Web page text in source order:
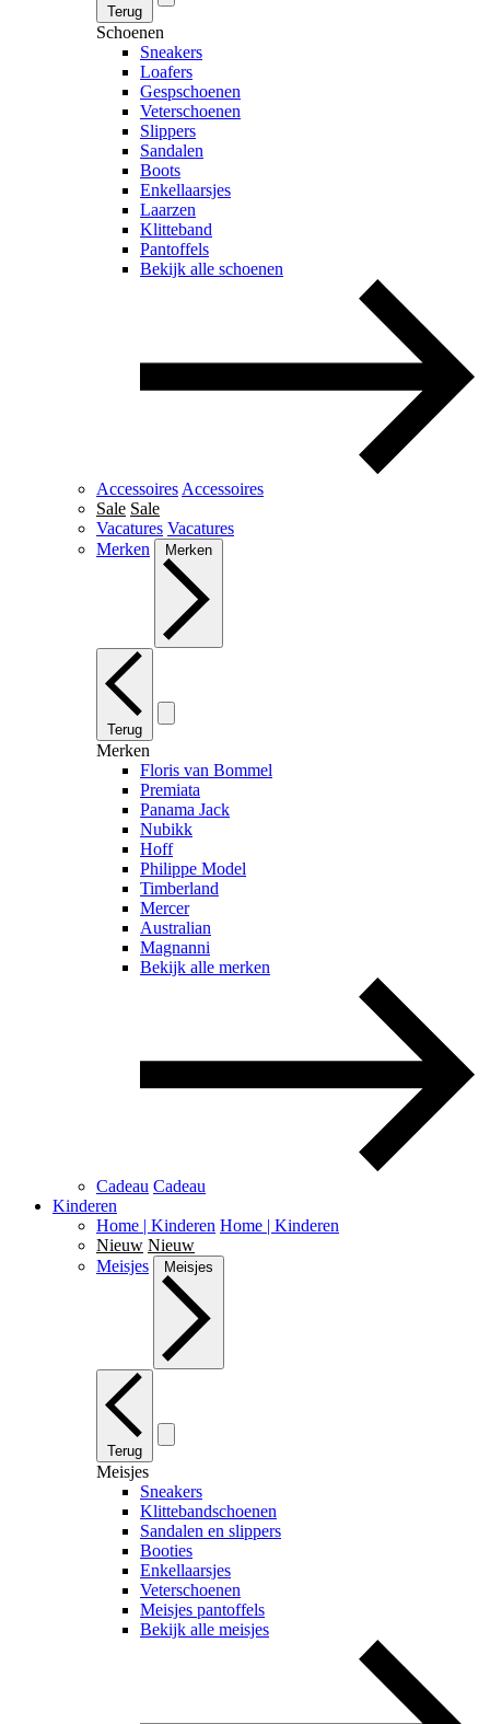
Terug
Schoenen
Sneakers
Loafers
Gespschoenen
Veterschoenen
Slippers
Sandalen
Boots
Enkellaarsjes
Laarzen
Klitteband
Pantoffels
Bekijk alle schoenen
Accessoires Accessoires
Sale Sale
Vacatures Vacatures
Merken
Merken
Terug
Merken
Floris van Bommel
Premiata
Panama Jack
Nubikk
Hoff
Philippe Model
Timberland
Mercer
Australian
Magnanni
Bekijk alle merken
Cadeau Cadeau
Kinderen
Home | Kinderen Home | Kinderen
Nieuw Nieuw
Meisjes
Meisjes
Terug
Meisjes
Sneakers
Klittebandschoenen
Sandalen en slippers
Booties
Enkellaarsjes
Veterschoenen
Meisjes pantoffels
Bekijk alle meisjes